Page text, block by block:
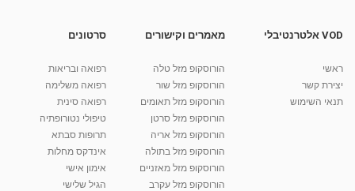
מאת
10:17
קרין גורן - העוגה המתגלצ’ת ללא קמח
38.5k צפיות
יוסי שר - מתמחה בשיטת אלכסנדר וטאי צ'י
VOD אלטרנטיבלי
ראשי
יצירת קשר
תנאי השימוש
מאמרים וקישורים
הורוסקופ מזל טלה
הורוסקופ מזל שור
הורוסקופ מזל תאומים
הורוסקופ מזל סרטן
הורוסקופ מזל אריה
הורוסקופ מזל בתולה
הורוסקופ מזל מאזניים
הורוסקופ מזל עקרב
סרטונים
רפואה ובריאות
רפואה משלימה
רפואה סינית
טיפולי נטורופתיה
תרופות סבתא
אינדקס מחלות
אימון אישי
הגיל שלישי